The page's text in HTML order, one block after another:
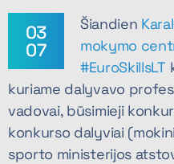
03
07
Šiandien
mokymo
#EuroSkillsLT
kuriame dalyvavo
vadovai, būsimieji
konkurso dalyviai
sporto ministerijos